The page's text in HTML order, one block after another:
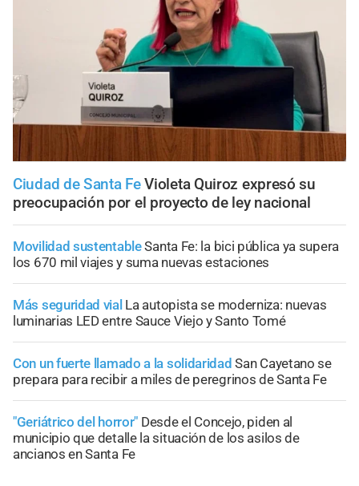
Ciudad de Santa Fe Violeta Quiroz expresó su
preocupación por el proyecto de ley nacional
Movilidad sustentableSanta Fe: la bici pública ya supera
los 670 mil viajes y suma nuevas estaciones
Más seguridad vial La autopista se moderniza: nuevas
luminarias LED entre Sauce Viejo y Santo Tomé
Con un fuerte llamado a la solidaridad San Cayetano se
prepara para recibir a miles de peregrinos de Santa Fe
"Geriátrico del horror" Desde el Concejo, piden al
municipio que detalle la situación de los asilos de
ancianos en Santa Fe